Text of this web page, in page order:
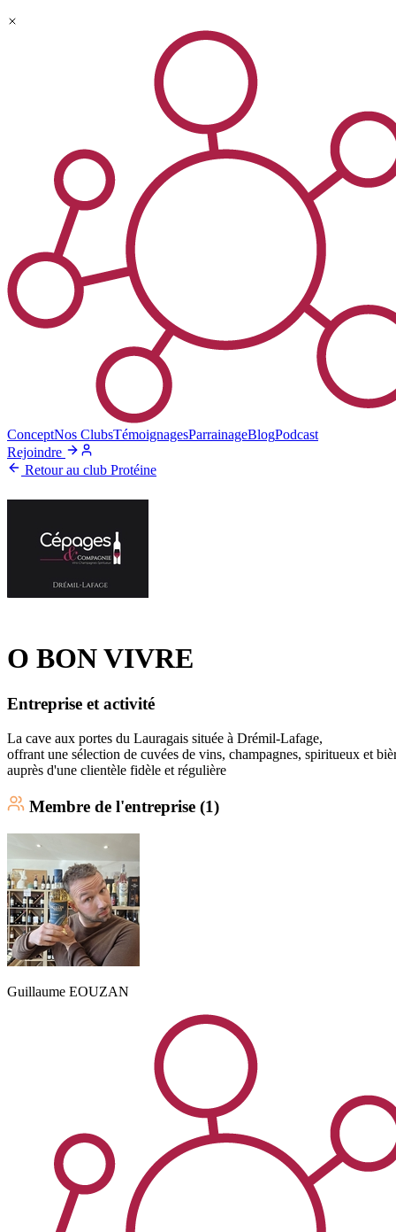
ConceptNos ClubsTémoignagesParrainageBlogPodcast
Rejoindre
Retour au club Protéine
O BON VIVRE
Entreprise et activité
La cave aux portes du Lauragais située à Drémil-Lafage,
offrant une sélection de cuvées de vins, champagnes, spiritueux et
auprès d'une clientèle fidèle et régulière
Membre de l'entreprise (1)
Guillaume EOUZAN